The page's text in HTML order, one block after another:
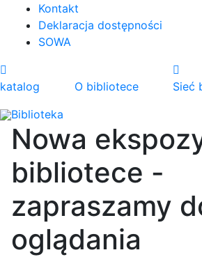
Kontakt
Deklaracja dostępności
SOWA
katalog O bibliotece Sieć
Biblioteka
Nowa
bibliotece -
zapraszamy
oglądania